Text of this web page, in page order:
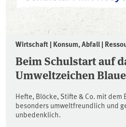
Wirtschaft | Konsum, Abfall |
Beim Schulstart auf
Umweltzeichen
Hefte, Blöcke, Stifte & Co. mit dem
besonders umweltfreundlich und
unbedenklich.